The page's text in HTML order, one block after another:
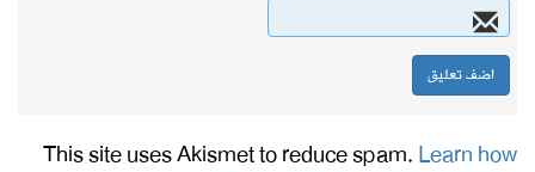
This site uses Akismet to reduce spam.Learn how